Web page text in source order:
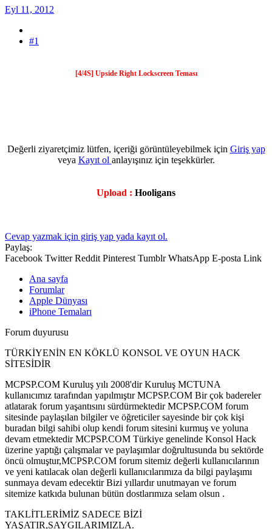
Eyl 11, 2012
#1
[4/4S] Upside Right Lockscreen Teması
Değerli ziyaretçimiz lütfen, içeriği görüntüleyebilmek için Giriş yap
veya Kayıt ol anlayışınız için teşekkürler.
Upload : Hooligans
Cevap yazmak için giriş yap yada kayıt ol.
Paylaş:
Facebook Twitter Reddit Pinterest Tumblr WhatsApp E-posta Link
Ana sayfa
Forumlar
Apple Dünyası
iPhone Temaları
Forum duyurusu
TÜRKİYENİN EN KÖKLÜ KONSOL VE OYUN HACK
SİTESİDİR
MCPSP.COM Kuruluş yılı 2008'dir Kuruluş MCTUNA
kullanıcımız tarafından yapılmıştır MCPSP.COM Bir çok badereler
atlatarak forum yaşantısını sürdürmektedir MCPSP.COM forum
sitesinde paylaşılan bilgiler ve öğreticiler sayesinde bir çok kişi
buradan bilgi sahibi olup kendi forum sitesini kurmuş ve yoluna
devam etmektedir MCPSP.COM Türkiye genelinde Konsol Hack
üzerine yaptığı çalışmalar ve paylaşımlar doğrultusunda bu sektörde
öncü olmuştur,MCPSP.COM forum sitemiz değerli kullanıcılarının
ve yeni katılacak olan değerli kullanıcılarımıza da bilgi paylaşımı
sunmaya devam edecektir Bizi yıllardır unutmayan ve forum
sitemize katkıda bulunan bütün dostlarımıza selam olsun .
TAKLİTLERİMİZ SADECE BİZİ
YAŞATIR,SAYGILARIMIZLA.